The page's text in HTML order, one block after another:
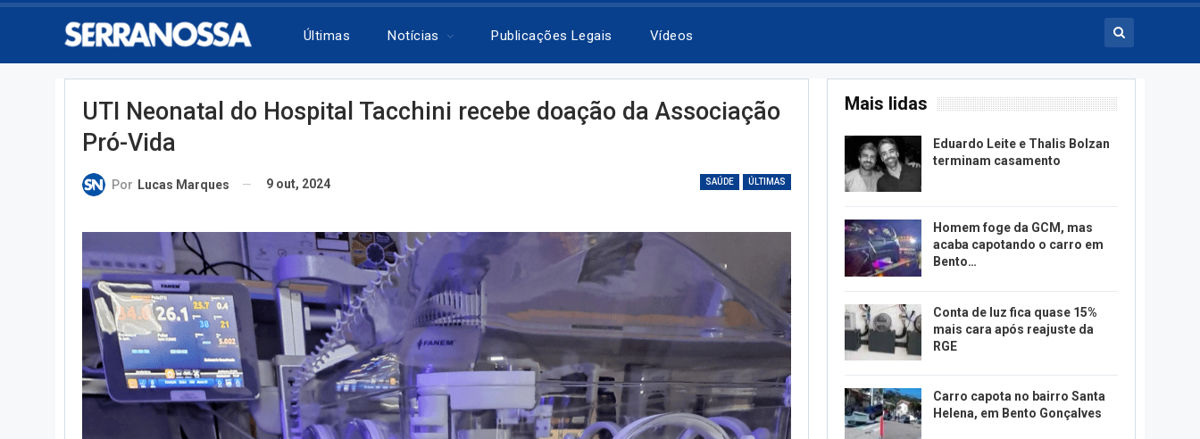
Últimas Notícias Publicações Legais Vídeos
UTI Neonatal do Hospital Tacchini recebe doação da Associação
Pró-Vida
SAÚDE ÚLTIMAS
Por Lucas Marques 9 out, 2024
Mais lidas
Eduardo Leite e Thalis Bolzan
terminam casamento
Homem foge da GCM, mas
acaba capotando o carro em
Bento…
Conta de luz fica quase 15%
mais cara após reajuste da
RGE
Carro capota no bairro Santa
Helena, em Bento Gonçalves